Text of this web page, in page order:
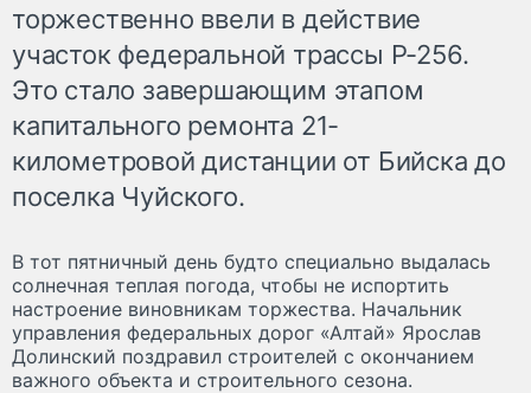
торжественно ввели в действие
участок федеральной трассы Р-256.
Это стало завершающим этапом
капитального ремонта 21-
километровой дистанции от Бийска до
поселка Чуйского.
В тот пятничный день будто специально выдалась
солнечная теплая погода, чтобы не испортить
настроение виновникам торжества. Начальник
управления федеральных дорог «Алтай» Ярослав
Долинский поздравил строителей с окончанием
важного объекта и строительного сезона.